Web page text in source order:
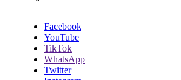
Facebook
YouTube
TikTok
WhatsApp
Twitter